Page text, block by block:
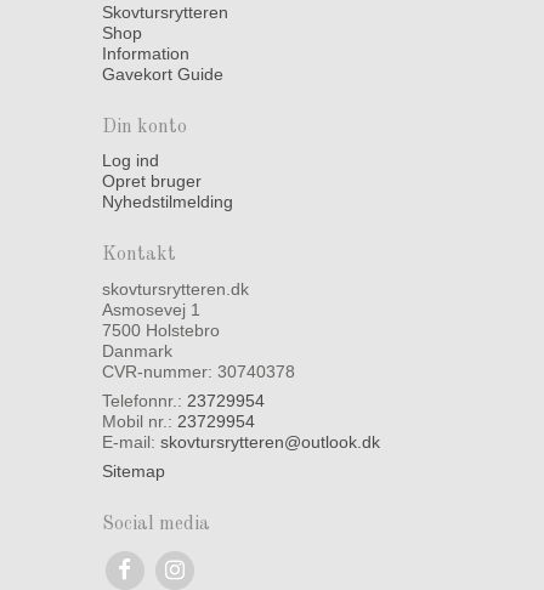
Skovtursrytteren
Shop
Information
Gavekort Guide
Din konto
Log ind
Opret bruger
Nyhedstilmelding
Kontakt
skovtursrytteren.dk
Asmosevej 1
7500 Holstebro
Danmark
CVR-nummer: 30740378
Telefonnr.: 23729954
Mobil nr.: 23729954
E-mail: skovtursrytteren@outlook.dk
Sitemap
Social media